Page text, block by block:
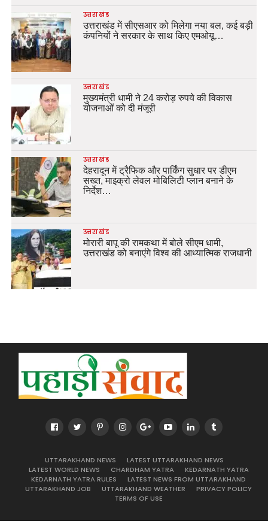
उत्तराखंड
उत्तराखंड में सीएसआर को मिलेगा नया बल, कई बड़ी
कंपनियों ने सरकार के साथ किए एमओयू…
उत्तराखंड
मुख्यमंत्री धामी ने 24 करोड़ रुपये की विकास
योजनाओं को दी मंजूरी
उत्तराखंड
देहरादून में ट्रैफिक और पार्किंग सुधार पर डीएम
सख्त, माइक्रो लेवल मोबिलिटी प्लान बनाने के
निर्देश…
उत्तराखंड
मोरारी बापू की रामकथा में बोले सीएम धामी,
उत्तराखंड को बनाएंगे विश्व की आध्यात्मिक राजधानी
UTTARAKHAND NEWS
LATEST UTTARAKHAND NEWS
LATEST WORLD NEWS
CHARDHAM YATRA
KEDARNATH YATRA
KEDARNATH YATRA RULES
LATEST NEWS FROM UTTARAKHAND
UTTARAKHAND JOB
UTTARAKHAND WEATHER
PRIVACY POLICY
TERMS OF USE